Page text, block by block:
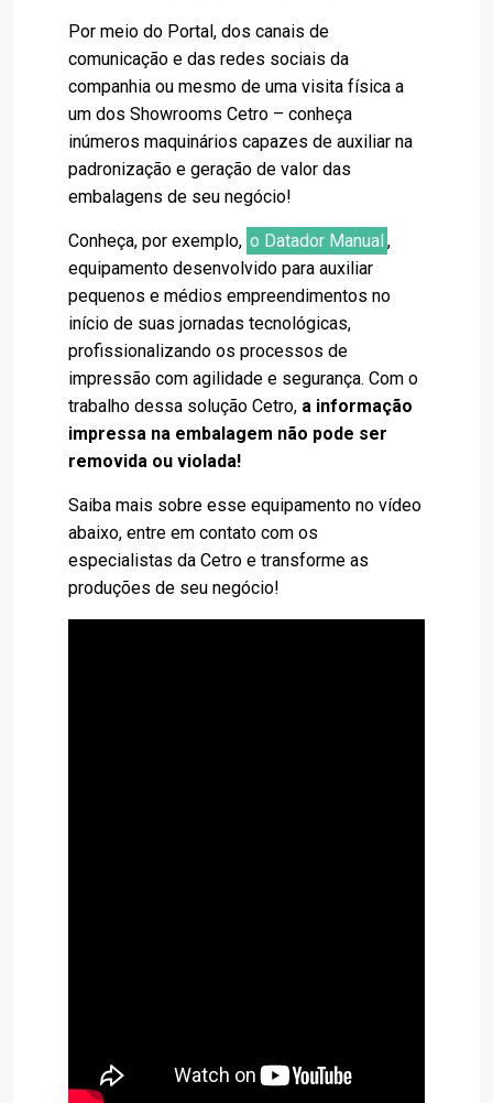
Por meio do Portal, dos canais de
comunicação e das redes sociais da
companhia ou mesmo de uma visita física a
um dos Showrooms Cetro – conheça
inúmeros maquinários capazes de auxiliar na
padronização e geração de valor das
embalagens de seu negócio!
Conheça, por exemplo, o Datador Manual ,
equipamento desenvolvido para auxiliar
pequenos e médios empreendimentos no
início de suas jornadas tecnológicas,
profissionalizando os processos de
impressão com agilidade e segurança. Com o
trabalho dessa solução Cetro, a informação
impressa na embalagem não pode ser
removida ou violada!
Saiba mais sobre esse equipamento no vídeo
abaixo, entre em contato com os
especialistas da Cetro e transforme as
produções de seu negócio!